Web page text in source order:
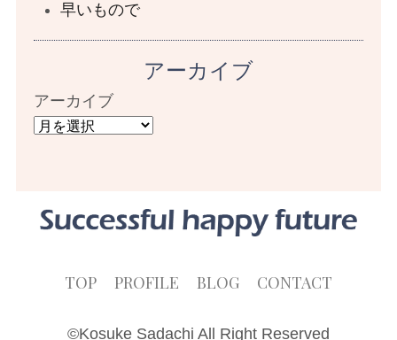
早いもので
アーカイブ
アーカイブ
TOP PROFILE BLOG CONTACT
©Kosuke Sadachi All Right Reserved